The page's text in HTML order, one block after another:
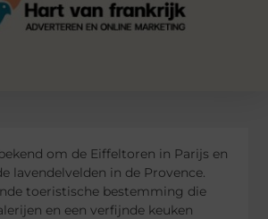
om de Eiffeltoren in Parijs en
lavendelvelden in de Provence.
toeristische bestemming die
en een verfijnde keuken